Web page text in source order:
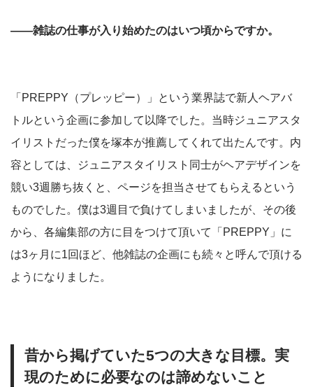
――雑誌の仕事が入り始めたのはいつ頃からですか。
「PREPPY（プレッピー）」という業界誌で新人ヘアバ
トルという企画に参加して以降でした。当時ジュニアスタ
イリストだった僕を塚本が推薦してくれて出たんです。内
容としては、ジュニアスタイリスト同士がヘアデザインを
競い3週勝ち抜くと、ページを担当させてもらえるという
ものでした。僕は3週目で負けてしまいましたが、その後
から、各編集部の方に目をつけて頂いて「PREPPY」に
は3ヶ月に1回ほど、他雑誌の企画にも続々と呼んで頂ける
ようになりました。
昔から掲げていた5つの大きな目標。実
現のために必要なのは諦めないこと